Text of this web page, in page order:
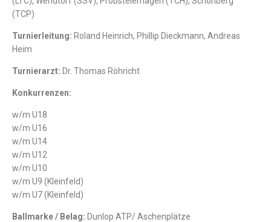
(TCP)
Turnierleitung: Roland Heinrich, Phillip Dieckmann, Andreas
Heim
Turnierarzt: Dr. Thomas Röhricht
Konkurrenzen:
w/m U18
w/m U16
w/m U14
w/m U12
w/m U10
w/m U9 (Kleinfeld)
w/m U7 (Kleinfeld)
Ballmarke / Belag: Dunlop ATP/ Aschenplätze